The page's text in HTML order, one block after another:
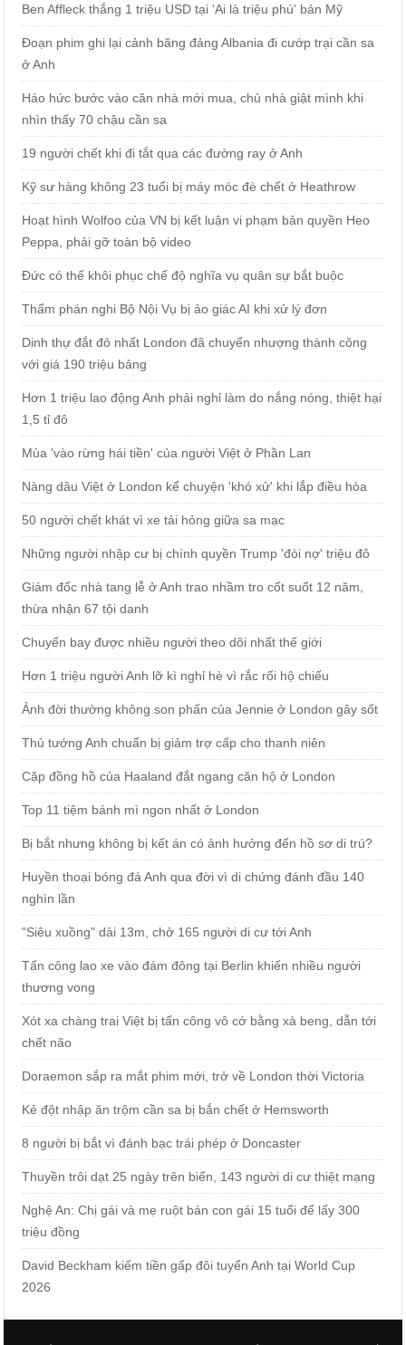
Ben Affleck thắng 1 triệu USD tại 'Ai là triệu phú' bản Mỹ
Đoạn phim ghi lại cảnh băng đảng Albania đi cướp trại cần sa
ở Anh
Háo hức bước vào căn nhà mới mua, chủ nhà giật mình khi
nhìn thấy 70 chậu cần sa
19 người chết khi đi tắt qua các đường ray ở Anh
Kỹ sư hàng không 23 tuổi bị máy móc đè chết ở Heathrow
Hoạt hình Wolfoo của VN bị kết luận vi phạm bản quyền Heo
Peppa, phải gỡ toàn bộ video
Đức có thể khôi phục chế độ nghĩa vụ quân sự bắt buộc
Thẩm phán nghi Bộ Nội Vụ bị ảo giác AI khi xử lý đơn
Dinh thự đắt đỏ nhất London đã chuyển nhượng thành công
với giá 190 triệu bảng
Hơn 1 triệu lao động Anh phải nghỉ làm do nắng nóng, thiệt hại
1,5 tỉ đô
Mùa 'vào rừng hái tiền' của người Việt ở Phần Lan
Nàng dâu Việt ở London kể chuyện 'khó xử' khi lắp điều hòa
50 người chết khát vì xe tải hỏng giữa sa mạc
Những người nhập cư bị chính quyền Trump 'đòi nợ' triệu đô
Giám đốc nhà tang lễ ở Anh trao nhầm tro cốt suốt 12 năm,
thừa nhận 67 tội danh
Chuyến bay được nhiều người theo dõi nhất thế giới
Hơn 1 triệu người Anh lỡ kì nghỉ hè vì rắc rối hộ chiếu
Ảnh đời thường không son phấn của Jennie ở London gây sốt
Thủ tướng Anh chuẩn bị giảm trợ cấp cho thanh niên
Cặp đồng hồ của Haaland đắt ngang căn hộ ở London
Top 11 tiệm bánh mì ngon nhất ở London
Bị bắt nhưng không bị kết án có ảnh hưởng đến hồ sơ di trú?
Huyền thoại bóng đá Anh qua đời vì di chứng đánh đầu 140
nghìn lần
"Siêu xuồng" dài 13m, chở 165 người di cư tới Anh
Tấn công lao xe vào đám đông tại Berlin khiến nhiều người
thương vong
Xót xa chàng trai Việt bị tấn công vô cớ bằng xà beng, dẫn tới
chết não
Doraemon sắp ra mắt phim mới, trở về London thời Victoria
Kẻ đột nhập ăn trộm cần sa bị bắn chết ở Hemsworth
8 người bị bắt vì đánh bạc trái phép ở Doncaster
Thuyền trôi dạt 25 ngày trên biển, 143 người di cư thiệt mạng
Nghệ An: Chị gái và mẹ ruột bán con gái 15 tuổi để lấy 300
triệu đồng
David Beckham kiếm tiền gấp đôi tuyển Anh tại World Cup
2026